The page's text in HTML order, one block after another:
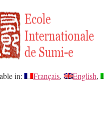
in: Français English